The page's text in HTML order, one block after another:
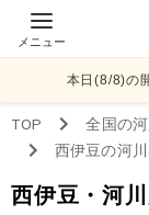
メニュー
本日(8/8)の
TOP 全国の
西伊豆の河
西伊豆・河